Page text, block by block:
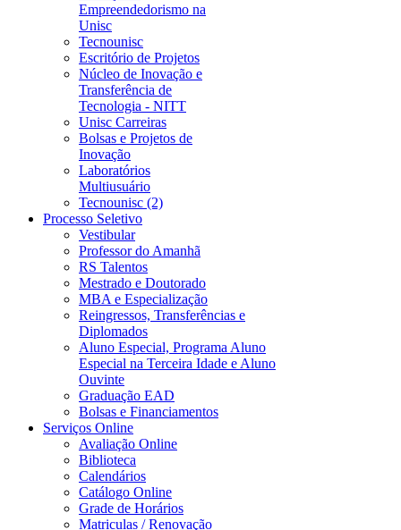
Empreendedorismo na
Unisc
Tecnounisc
Escritório de Projetos
Núcleo de Inovação e
Transferência de
Tecnologia - NITT
Unisc Carreiras
Bolsas e Projetos de
Inovação
Laboratórios
Multiusuário
Tecnounisc (2)
Processo Seletivo
Vestibular
Professor do Amanhã
RS Talentos
Mestrado e Doutorado
MBA e Especialização
Reingressos, Transferências e
Diplomados
Aluno Especial, Programa Aluno
Especial na Terceira Idade e Aluno
Ouvinte
Graduação EAD
Bolsas e Financiamentos
Serviços Online
Avaliação Online
Biblioteca
Calendários
Catálogo Online
Grade de Horários
Matriculas / Renovação